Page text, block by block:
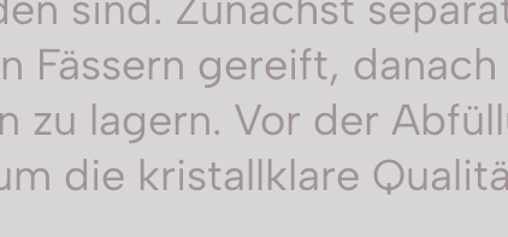
Fässern gereift,
zu lagern. Vor der
die kristallklare